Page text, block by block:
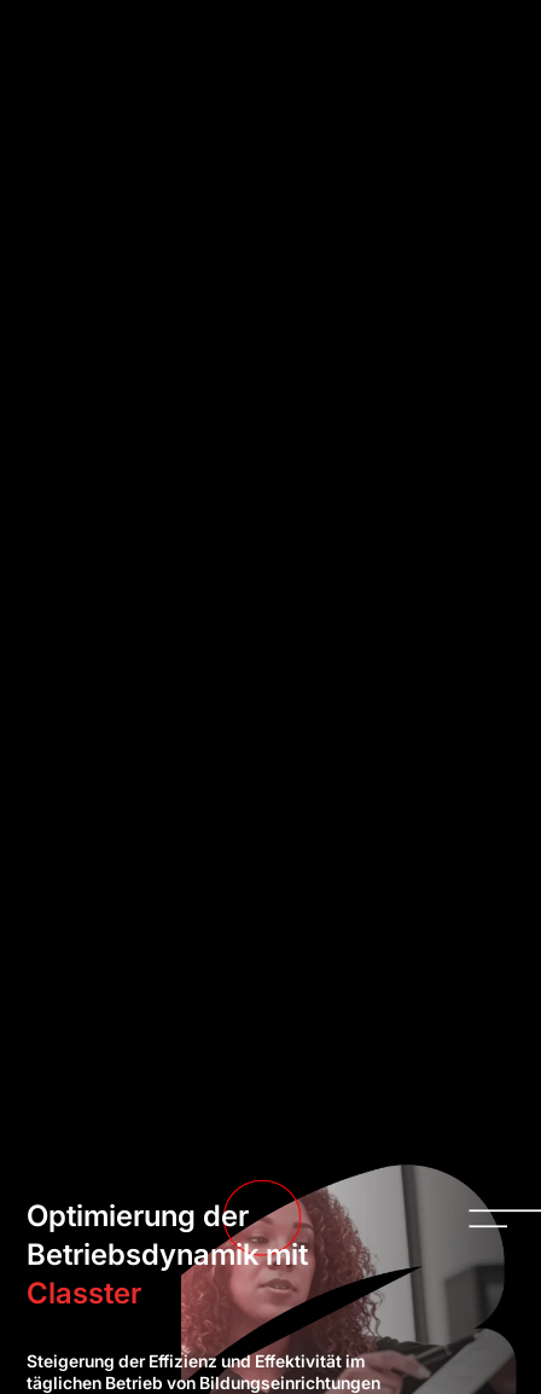
Optimierung der
Betriebsdynamik mit
Classter
Steigerung der Effizienz und Effektivität im
täglichen Betrieb von Bildungseinrichtungen